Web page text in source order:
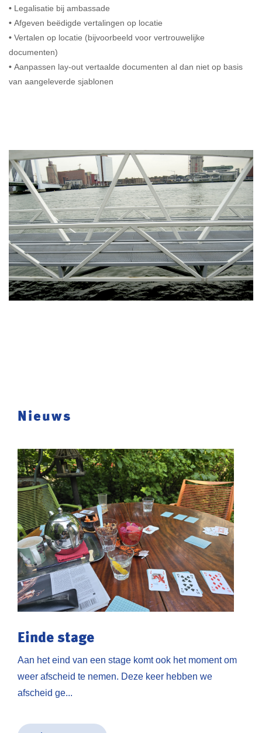
• Legalisatie bij ambassade
• Afgeven beëdigde vertalingen op locatie
• Vertalen op locatie (bijvoorbeeld voor vertrouwelijke
documenten)
• Aanpassen lay-out vertaalde documenten al dan niet op basis
van aangeleverde sjablonen
Nieuws
Einde stage
Aan het eind van een stage komt ook het moment om
weer afscheid te nemen. Deze keer hebben we
afscheid ge...